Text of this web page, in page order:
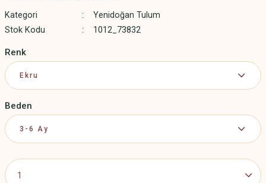
Kategori
Yenidoğan Tulum
Stok Kodu
1012_73832
Renk
Beden